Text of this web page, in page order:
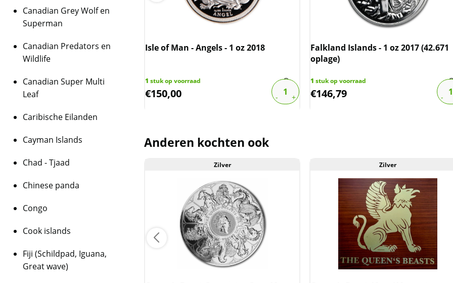
De munten worden uit voorraad geleverd, en komen
daarmee niet rechtstreeks van de producent af. De
bevatten.
BTW
behalen op dit product. De btw mag hierdoor door ons
niet op de factuur vermeld worden. De prijs op de website
Tree of Life - 1 oz 2021
voorraad
Isle of Man - Angels - 1 oz 2018
1 stuk op voorraad
€150,00
Falkland Islands - 1 oz 2017 (42.671
oplage)
1 stuk op voorraad
€146,79
Anderen kochten ook
Goud Zilver Zilver
Canadian Grey Wolf en
Superman
Canadian Predators en
Wildlife
Canadian Super Multi
Leaf
Caribische Eilanden
Cayman Islands
Chad - Tjaad
Chinese panda
Congo
Cook islands
Fiji (Schildpad, Iguana,
Great wave)